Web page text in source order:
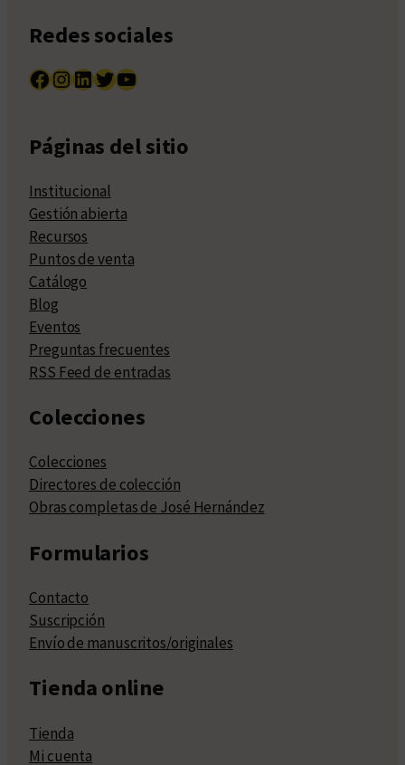
Redes sociales
Facebook InstagramLinkedIn Twitter YouTube
Páginas del sitio
Institucional
Gestión abierta
Recursos
Puntos de venta
Catálogo
Blog
Eventos
Preguntas frecuentes
RSS Feed de entradas
Colecciones
Colecciones
Directores de colección
Obras completas de José Hernández
Formularios
Contacto
Suscripción
Envío de manuscritos/originales
Tienda online
Tienda
Mi cuenta